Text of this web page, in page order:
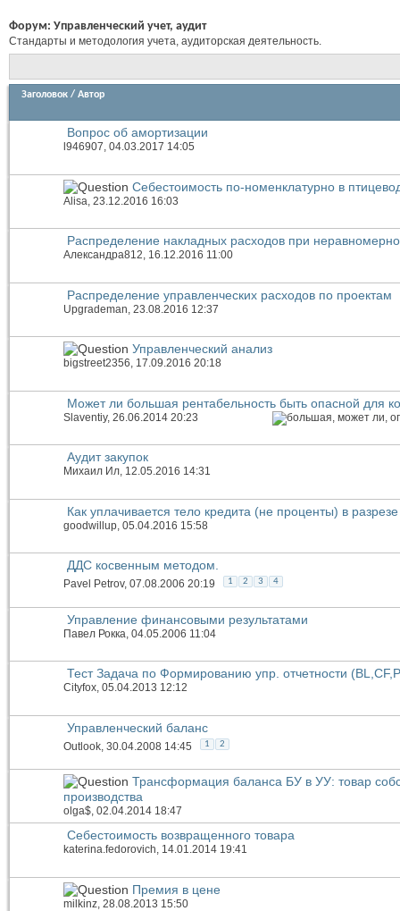
Форум: Управленческий учет, аудит
Стандарты и методология учета, аудиторская деятельность.
Заголовок / Автор
Вопрос об амортизации
l946907, 04.03.2017 14:05
Себестоимость по-номенклатурно в
Alisa, 23.12.2016 16:03
Распределение накладных расходов при
Александра812, 16.12.2016 11:00
Распределение управленческих расходов по проектам
Upgrademan , 23.08.2016 12:37
Управленческий анализ
bigstreet2356, 17.09.2016 20:18
Может ли большая рентабельность быть опасной для
Slaventiy, 26.06.2014 20:23
Аудит закупок
Михаил Ил, 12.05.2016 14:31
Как уплачивается тело кредита (не проценты) в
goodwillup , 05.04.2016 15:58
ДДС косвенным методом.
Pavel Petrov, 07.08.2006 20:19 1 2 3 4
Управление финансовыми результатами
Павел Рокка , 04.05.2006 11:04
Тест Задача по Формированию упр. отчетности
Cityfox, 05.04.2013 12:12
Управленческий баланс
Outlook , 30.04.2008 14:45 1 2
Трансформация баланса БУ в УУ: товар
производства
olga$, 02.04.2014 18:47
Себестоимость возвращенного товара
katerina.fedorovich, 14.01.2014 19:41
Премия в цене
milkinz, 28.08.2013 15:50